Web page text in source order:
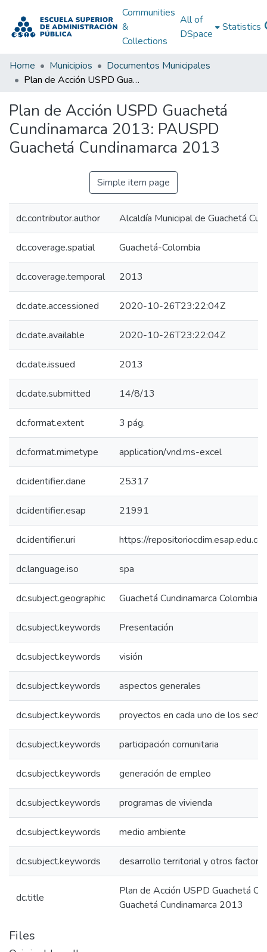
Communities
&
Collections
All of
DSpace
Statistics
Home Municipios
Documentos Municipales
Plan de Acción USPD Guachetá Cundinamarca 2013: PAUSPD Guachetá Cundinamarca 2013
Plan de Acción USPD Guachetá
Cundinamarca 2013: PAUSPD
Guachetá Cundinamarca 2013
Simple item page
dc.contributor.author Alcaldía Municipal de Guachetá
dc.coverage.spatial Guachetá-Colombia
dc.coverage.temporal 2013
dc.date.accessioned 2020-10-26T23:22:04Z
dc.date.available 2020-10-26T23:22:04Z
dc.date.issued 2013
dc.date.submitted 14/8/13
dc.format.extent 3 pág.
dc.format.mimetype application/vnd.ms-excel
dc.identifier.dane 25317
dc.identifier.esap 21991
dc.identifier.uri https://
dc.language.iso spa
dc.subject.geographic Guachetá Cundinamarca Colombia
dc.subject.keywords Presentación
dc.subject.keywords visión
dc.subject.keywords aspectos generales
dc.subject.keywords proyectos en cada uno de los
dc.subject.keywords participación comunitaria
dc.subject.keywords generación de empleo
dc.subject.keywords programas de vivienda
dc.subject.keywords medio ambiente
dc.subject.keywords desarrollo territorial y otros
dc.title
Plan de Acción USPD Guachetá
Guachetá Cundinamarca 2013
Files